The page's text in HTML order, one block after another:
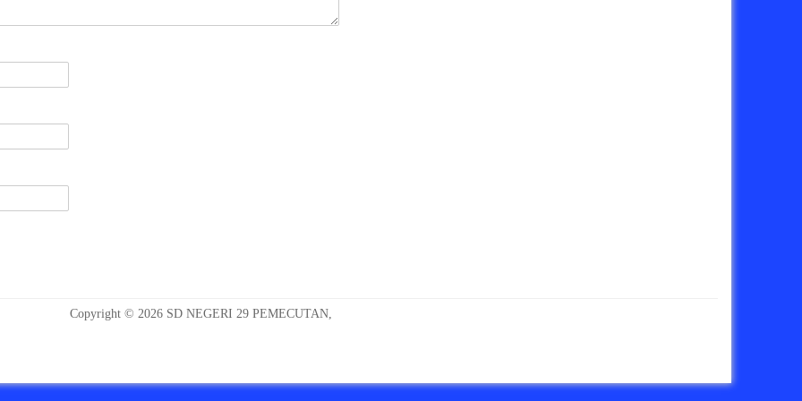
Copyright © 2026 SD NEGERI 29 PEMECUTAN,